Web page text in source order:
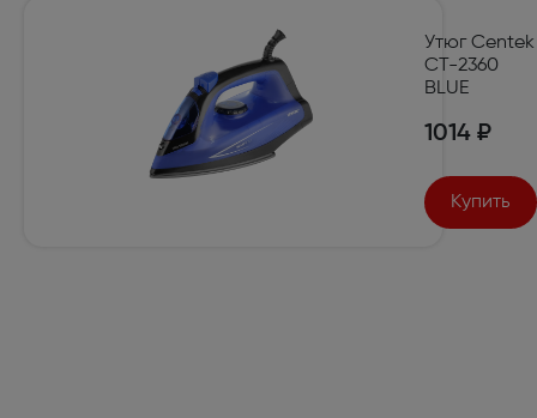
Утюг Centek
CT-2360
BLUE
1014 ₽
Купить